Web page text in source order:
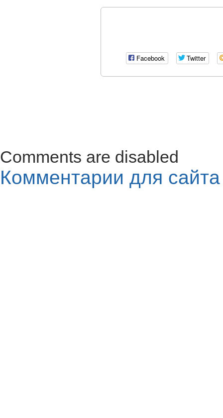
Facebook Twitter
Comments are disabled
Комментарии для